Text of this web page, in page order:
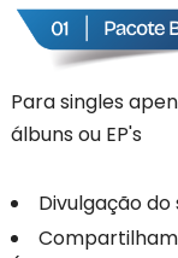
Para singles
álbuns ou EP's
Divulgação